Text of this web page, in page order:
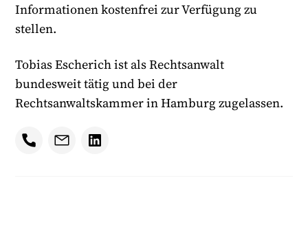
Informationen kostenfrei zur Verfügung zu
stellen.
Tobias Escherich ist als Rechtsanwalt
bundesweit tätig und bei der
Rechtsanwaltskammer in Hamburg zugelassen.